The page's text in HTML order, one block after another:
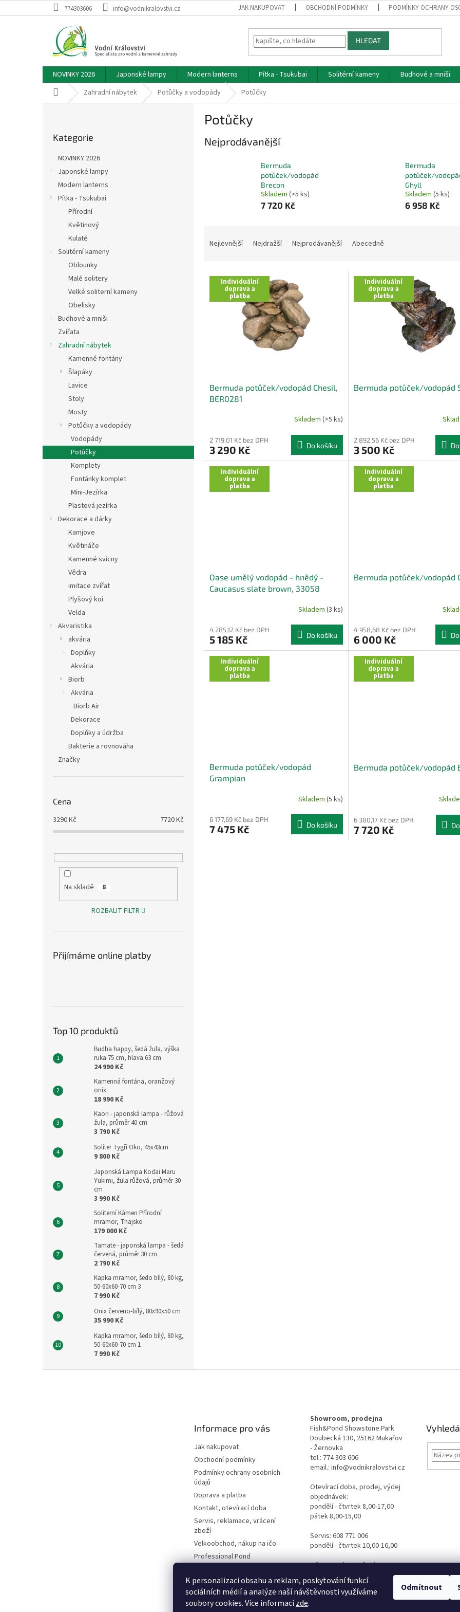
K personalizaci obsahu a reklam, poskytování funkcí
sociálních médií a analýze naší návštěvnosti využíváme
soubory cookies. Více informacízde.
Odmítnout
na
774303606 info@vodnikralovstvi.cz JAK NAKUPOVAT OBCHODNÍ PODMÍNKY PODMÍNKY OCHRANY
HLEDAT
NOVINKY 2026 Japonské lampy Modern lanterns Pítka - Tsukubai Solitérní kameny Budhové a mniši
Domů Zahradní nábytek Potůčky a vodopády Potůčky
kategorie
Kategorie
NOVINKY 2026
Japonské lampy
Modern lanterns
Pítka - Tsukubai
Přírodní
Květinový
Kulaté
Solitérní kameny
Oblounky
Malé solitery
Velké soliterní kameny
Obelisky
Budhové a mniši
Zvířata
Zahradní nábytek
Kamenné fontány
Šlapáky
Lavice
Stoly
Mosty
Potůčky a vodopády
Vodopády
Potůčky
Komplety
Fontánky komplet
Mini-Jezírka
Plastová jezírka
Dekorace a dárky
Kamjove
Květináče
Kamenné svícny
Vědra
imitace zvířat
Plyšový koi
Velda
Akvaristika
akvária
Doplňky
Akvária
Biorb
Akvária
Biorb Air
Dekorace
Doplňky a údržba
Bakterie a rovnováha
Značky
Cena
3290Kč 7720Kč
Na skladě 8
ROZBALIT FILTR
Přijímáme online platby
Top 10 produktů
Budha happy, šedá žula, výška
ruka 75 cm, hlava 63 cm
24 990 Kč
Kamenná fontána, oranžový
onix
18 990 Kč
Kaori - japonská lampa - růžová
žula, průměr 40 cm
3 790 Kč
Soliter Tygří Oko, 45x43cm
9 800 Kč
Japonská Lampa Kodai Maru
Yukimi, žula růžová, průměr 30
cm
3 990 Kč
Soliterní Kámen Přírodní
mramor, Thajsko
179 000 Kč
Tamate - japonská lampa - šedá
červená, průměr 30 cm
2 790 Kč
Kapka mramor, šedo bílý, 80 kg,
50-60x60-70 cm 3
7 990 Kč
Onix červeno-bílý, 80x90x50 cm
35 990 Kč
Kapka mramor, šedo bílý, 80 kg,
50-60x60-70 cm 1
7 990 Kč
Potůčky
Nejprodávanější
Bermuda
potůček/vodopád
Brecon
Skladem (>5 ks)
7 720 Kč
Bermuda
potůček/
Ghyll
Skladem (5 ks)
6 958 Kč
n
p
Nejlevnější Nejdražší Nejprodávanější Abecedně
V
p
Individuální
doprava a
platba
Bermuda potůček/vodopád Chesil,
BER0281
Skladem (>5 ks)
2 719,01 Kč bez DPH
3 290 Kč Do košíku
Individuální
doprava a
platba
Bermuda potůček/vodopád
2 892,56 Kč bez DPH
3 500 Kč
Individuální
doprava a
platba
Oase umělý vodopád - hnědý -
Caucasus slate brown, 33058
Skladem (3 ks)
4 285,12 Kč bez DPH
5 185 Kč Do košíku
Individuální
doprava a
platba
Bermuda potůček/vodopád
4 958,68 Kč bez DPH
6 000 Kč
Individuální
doprava a
platba
Bermuda potůček/vodopád
Grampian
Skladem (5 ks)
6 177,69 Kč bez DPH
7 475 Kč Do košíku
Individuální
doprava a
platba
Bermuda potůček/vodopád
6 380,17 Kč bez DPH
7 720 Kč
Informace pro vás
Jak nakupovat
Obchodní podmínky
Podmínky ochrany osobních
údajů
Doprava a platba
Kontakt, otevírací doba
Servis, reklamace, vrácení
zboží
Velkoobchod, nákup na ičo
Professional Pond
Technologies
Dotazy a odpovědi
Kontaktní formulář
Showroom, prodejna
Fish&Pond Showstone Park
Doubecká 130, 25162 Mukařov
- Žernovka
tel.: 774 303 606
email.: info@vodnikralovstvi.cz
Otevírací doba, prodej, výdej
objednávek:
pondělí - čtvrtek 8,00-17,00
pátek 8,00-15,00
Servis: 608 771 006
pondělí - čtvrtek 10,00-16,00
Informace ke stažení